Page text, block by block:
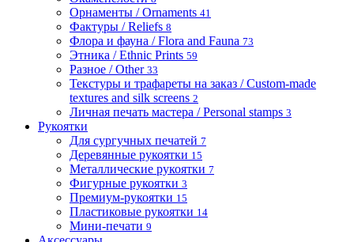
Орнаменты / Ornaments 41
Фактуры / Reliefs 8
Флора и фауна / Flora and Fauna 73
Этника / Ethnic Prints 59
Разное / Other 33
Текстуры и трафареты на заказ / Custom-made
textures and silk screens 2
Личная печать мастера / Personal stamps 3
Рукоятки
Для сургучных печатей 7
Деревянные рукоятки 15
Металлические рукоятки 7
Фигурные рукоятки 3
Премиум-рукоятки 15
Пластиковые рукоятки 14
Мини-печати 9